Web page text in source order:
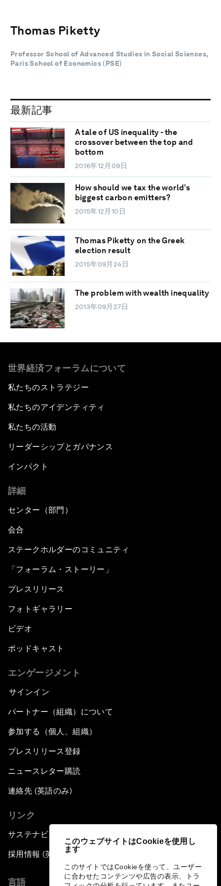
このウェブサイトはCookieを使用し
ます
このサイトではCookieを使って、ユーザー
に合わせたコンテンツや広告の表示、トラ
Thomas Piketty
Professor School of Advanced Studies in Social Sciences,
Paris School of Economics (PSE)
最新記事
A tale of US inequality - the
crossover between the top and
bottom
2016年12月09日
How should we tax the world’s
biggest carbon emitters?
2015年12月10日
Thomas Piketty on the Greek
election result
2015年09月24日
The problem with wealth inequality
2013年09月27日
世界経済フォーラムについて
私たちのストラテジー
私たちのアイデンティティ
私たちの活動
リーダーシップとガバナンス
インパクト
詳細
センター（部門）
会合
ステークホルダーのコミュニティ
「フォーラム・ストーリー」
プレスリリース
フォトギャラリー
ビデオ
ポッドキャスト
エンゲージメント
サインイン
パートナー（組織）について
参加する（個人、組織）
プレスリリース登録
ニュースレター購読
連絡先 (英語のみ)
リンク
サステナビリティへの取り組み
採用情報 (英語のみ)
言語